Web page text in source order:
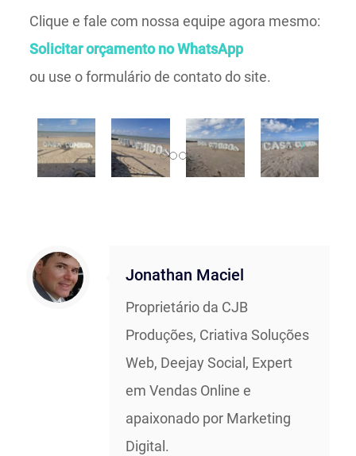
Clique e fale com nossa equipe agora mesmo:
Solicitar orçamento no WhatsApp
ou use o formulário de contato do site.
Jonathan Maciel
Proprietário da CJB
Produções, Criativa Soluções
Web, Deejay Social, Expert
em Vendas Online e
apaixonado por Marketing
Digital.